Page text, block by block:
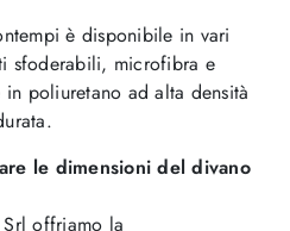
è disponibile in vari
sfoderabili, microfibra e
poliuretano ad alta densità
le dimensioni del divano
offriamo la